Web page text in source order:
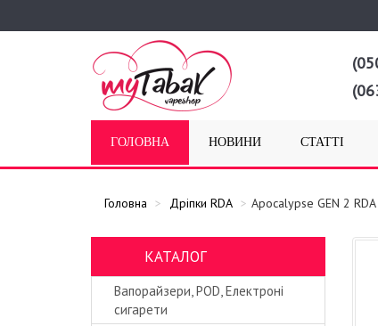
ГОЛОВНА НОВИНИ СТАТТІ
Головна Дріпки RDA Apocalypse GEN 2
КАТАЛОГ
Вапорайзери, POD, Електроні
сигарети